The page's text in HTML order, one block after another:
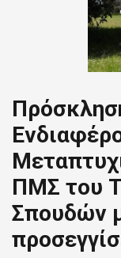
ΠΜΣ του
Σπουδών